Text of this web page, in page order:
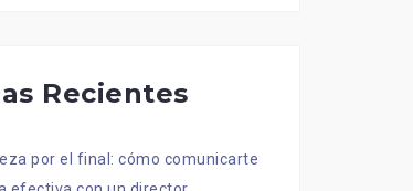
Recientes
por el final: cómo comunicarte